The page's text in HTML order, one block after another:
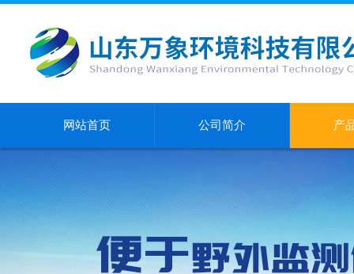
网站首页 公司简介 产